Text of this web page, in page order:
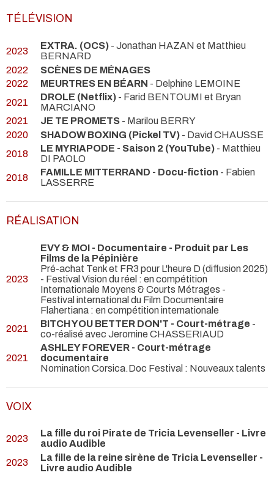
TÉLÉVISION
2023 EXTRA. (OCS) - Jonathan HAZAN et Matthieu
BERNARD
2022
SCÈNES DE MÉNAGES
2022
MEURTRES EN BÉARN - Delphine LEMOINE
2021
DROLE (Netflix) - Farid BENTOUMI et Bryan
MARCIANO
2021
JE TE PROMETS - Marilou BERRY
2020
SHADOW BOXING (Pickel TV) - David CHAUSSE
2018
LE MYRIAPODE - Saison 2 (YouTube) - Matthieu
DI PAOLO
2018
FAMILLE MITTERRAND - Docu-fiction - Fabien
LASSERRE
RÉALISATION
2023
EVY & MOI - Documentaire - Produit par Les
Films de la Pépinière
Pré-achat Tenk et FR3 pour L'heure D (diffusion 2025)
- Festival Vision du réel : en compétition
Internationale Moyens & Courts Métrages -
Festival international du Film Documentaire
Flahertiana : en compétition internationale
2021
BITCH YOU BETTER DON'T - Court-métrage -
co-réalisé avec Jeromine CHASSERIAUD
2021
ASHLEY FOREVER - Court-métrage
documentaire
Nomination Corsica.Doc Festival : Nouveaux talents
VOIX
2023
La fille du roi Pirate de Tricia Levenseller - Livre
audio Audible
2023
La fille de la reine sirène de Tricia Levenseller -
Livre audio Audible